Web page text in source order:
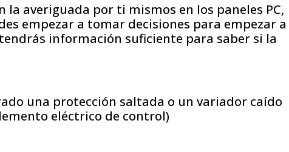
la averiguada por ti mismos en los paneles PC,
empezar a tomar decisiones para empezar a
información suficiente para saber si la
una protección saltada o un variador caído
eléctrico de control)